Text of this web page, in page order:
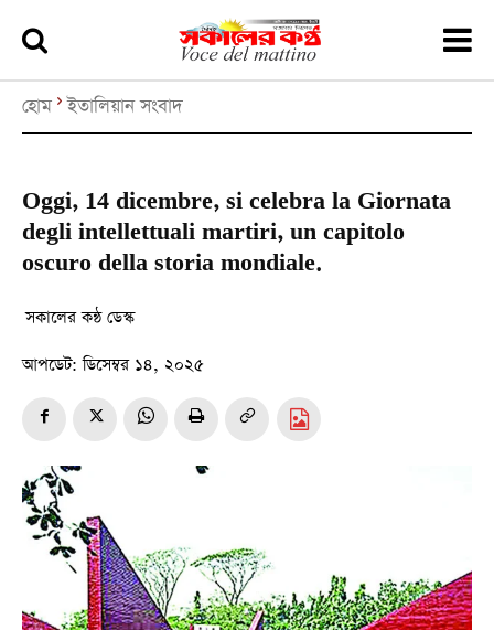
হোম ইতালিয়ান সংবাদ
Oggi, 14 dicembre, si celebra la Giornata
degli intellettuali martiri, un capitolo
oscuro della storia mondiale.
সকালের কন্ঠ ডেস্ক
আপডেট: ডিসেম্বর ১৪, ২০২৫